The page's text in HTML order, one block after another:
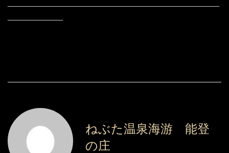
———————————————————————
——————
ねぶた温泉海游 能登
の庄